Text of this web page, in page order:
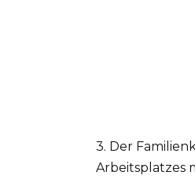
3. Der
Arbeitsplatzes